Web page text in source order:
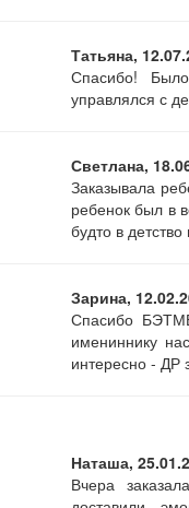
Татьяна,
Спасибо!
управлялся с
Светлана,
Заказывала
ребенок был в
будто в
Зарина,
Спасибо
имениннику
интересно -
Наташа,
Вчера